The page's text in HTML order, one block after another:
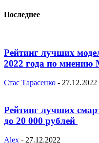
Последнее
Рейтинг лучших
2022 года по мнению
Стас Тарасенко - 27.12.2022
Рейтинг лучших
до 20 000 рублей
Alex - 27.12.2022